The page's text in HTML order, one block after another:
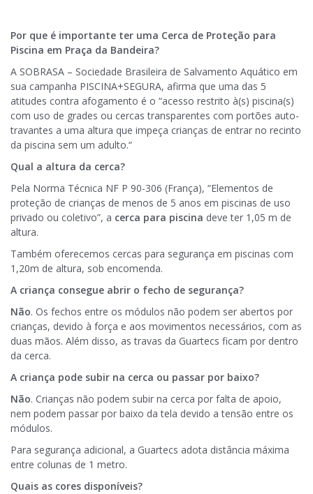
Por que é importante ter uma Cerca de Proteção para
Piscina em Praça da Bandeira?
A SOBRASA – Sociedade Brasileira de Salvamento Aquático em
sua campanha PISCINA+SEGURA, afirma que uma das 5
atitudes contra afogamento é o “acesso restrito à(s) piscina(s)
com uso de grades ou cercas transparentes com portões auto-
travantes a uma altura que impeça crianças de entrar no recinto
da piscina sem um adulto.“
Qual a altura da cerca?
Pela Norma Técnica NF P 90-306 (França), “Elementos de
proteção de crianças de menos de 5 anos em piscinas de uso
privado ou coletivo”, a cerca para piscina deve ter 1,05 m de
altura.
Também oferecemos cercas para segurança em piscinas com
1,20m de altura, sob encomenda.
A criança consegue abrir o fecho de segurança?
Não. Os fechos entre os módulos não podem ser abertos por
crianças, devido à força e aos movimentos necessários, com as
duas mãos. Além disso, as travas da Guartecs ficam por dentro
da cerca.
A criança pode subir na cerca ou passar por baixo?
Não. Crianças não podem subir na cerca por falta de apoio,
nem podem passar por baixo da tela devido a tensão entre os
módulos.
Para segurança adicional, a Guartecs adota distância máxima
entre colunas de 1 metro.
Quais as cores disponíveis?